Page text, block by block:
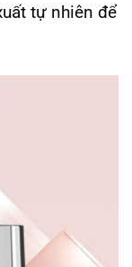
tự nhiên để